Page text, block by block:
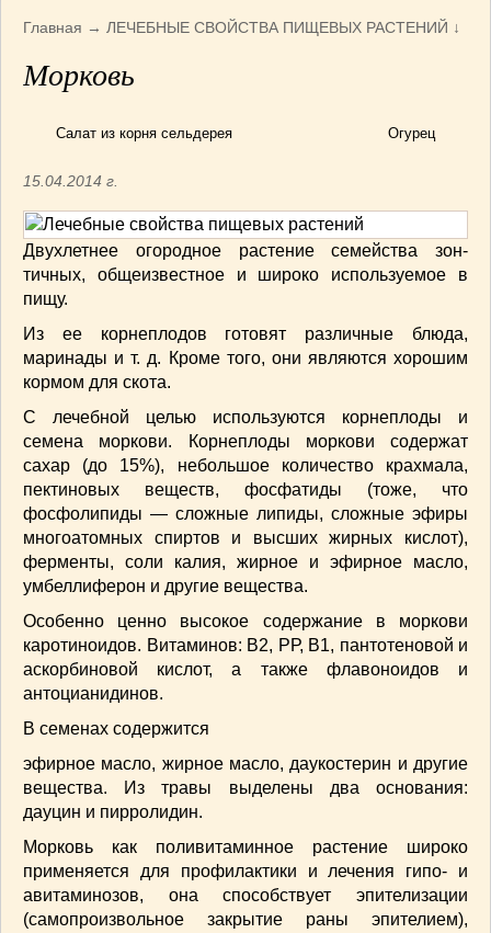
Армянская(4)
Грузинская
Ирландские блюда(6)
Корейская
Марокканская(15)
Румынская кухня(5)
Узбекская(14)
ПЕРВЫЕ БЛЮДА(56)
ПОСТНЫЕ БЛЮДА(52)
САЛАТИКИ(132)
Мясные
(33)
Овощные(52)
Рыбные(18)
СОУСЫ
ПЕЧЕМ ВМЕСТЕ (257)
Блинчики (13)
Печенье(22)
Пироги
(139)
Пирожные(13)
Торты(54)
Торты без выпечки
НАПИТКИ(26)
КРАСОТА И ЗДОРОВЬЕ(185)
САМОРАЗВИТИЕ
(12)
ИНТЕРЕСНЫЕ НОВОСТИ
СТАТЬИ (272)
отдых(25)
ЛЕЧЕБНЫЕ СВОЙСТВА ПИЩЕВЫХ РАСТЕНИЙ
(56)
Главная → ЛЕЧЕБНЫЕ СВОЙСТВА ПИЩЕВЫХ РАСТЕНИЙ ↓
Морковь
Салат из корня сельдерея Огурец
15.04.2014 г.
Двухлетнее огородное растение семейства зон­
тичных, общеизвестное и широко используемое в
пищу.
Из ее корнеплодов готовят различные блюда,
маринады и т. д. Кроме того, они являются хо­рошим
кормом для скота.
С лечебной целью используются корнепло­ды и
семена моркови. Корнеплоды моркови со­держат
сахар (до 15%), небольшое количество крахмала,
пектиновых веществ, фосфатиды (тоже, что
фосфолипиды — сложные липиды, сложные эфиры
многоатомных спиртов и высших жирных кислот),
ферменты, соли калия, жирное и эфирное масло,
умбеллиферон и другие вещества.
Особенно ценно высокое содержание в мор­кови
каротиноидов. Витаминов: В2, РР, В1, пантотеновой и
ас­корбиновой кислот, а также флавоноидов и
антоцианидинов.
В семенах содержится
эфирное масло, жирное масло, даукостерин и другие
вещества. Из травы выделены два основания:
дауцин и пирролидин.
Морковь как поливитаминное растение широ­ко
применяется для профилактики и лечения гипо- и
авитаминозов, она способствует эпителизации
(самопроизвольное закрытие раны эпителием),